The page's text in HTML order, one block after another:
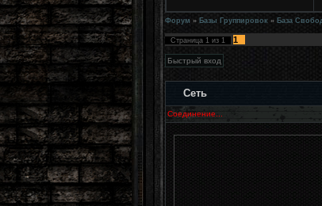
Форум » Базы Группировок » База
Страница 1 из 1
1
Сеть
Соединение...